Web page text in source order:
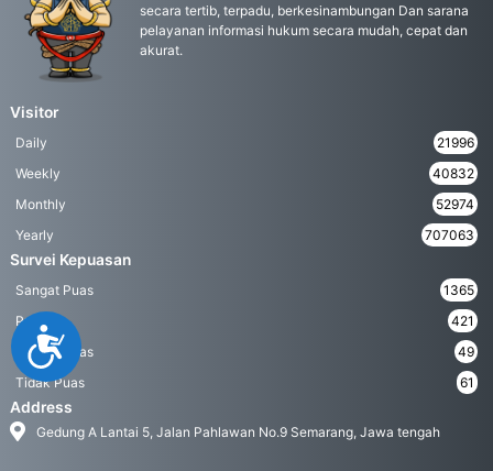
Accessibility
secara tertib, terpadu, berkesinambungan Dan sarana
pelayanan informasi hukum secara mudah, cepat dan
akurat.
Visitor
Daily
21996
Weekly
40832
Monthly
52974
Yearly
707063
Survei Kepuasan
Sangat Puas
1365
Puas
421
Kurang Puas
49
Tidak Puas
61
Address
Gedung A Lantai 5, Jalan Pahlawan No.9 Semarang, Jawa tengah